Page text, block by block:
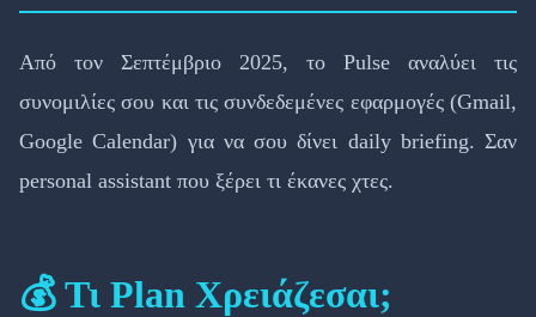
Από τον Σεπτέμβριο 2025, το Pulse αναλύει τις
συνομιλίες σου και τις συνδεδεμένες εφαρμογές (Gmail,
Google Calendar) για να σου δίνει daily briefing. Σαν
personal assistant που ξέρει τι έκανες χτες.
💰 Τι Plan Χρειάζεσαι;